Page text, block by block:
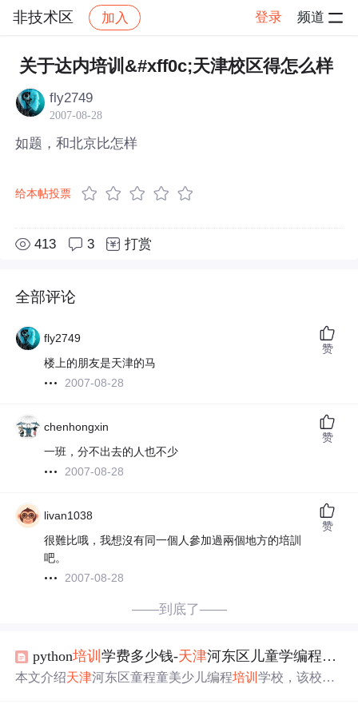
非技术区 加入 登录 频道
社区 非技术区 帖子详情
关于达内培训&#xff0c;天津校区得怎么样
fly2749
2007-08-28
如题，和北京比怎样
给本帖投票
413 3 打赏
全部评论
fly2749
楼上的朋友是天津的马
2007-08-28
赞
chenhongxin
一班，分不出去的人也不少
2007-08-28
赞
livan1038
很難比哦，我想沒有同一個人參加過兩個地方的培訓
吧。
2007-08-28
赞
——到底了——
python培训学费多少钱-天津河东区儿童学编程哪里好_学费多少钱，学什么软件...
本文介绍天津河东区童程童美少儿编程培训学校，该校隶